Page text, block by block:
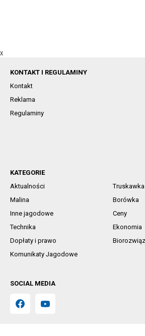
X
KONTAKT I REGULAMINY
Kontakt
Reklama
Regulaminy
KATEGORIE
Aktualności
Truskawka
Malina
Borówka
Inne jagodowe
Ceny
Technika
Ekonomia
Dopłaty i prawo
Komunikaty Jagodowe
SOCIAL MEDIA